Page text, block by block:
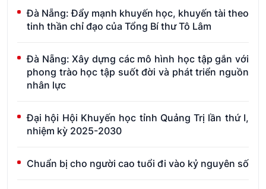
Đà Nẵng: Đẩy mạnh khuyến học, khuyến tài theo
tinh thần chỉ đạo của Tổng Bí thư Tô Lâm
Đà Nẵng: Xây dựng các mô hình học tập gắn với
phong trào học tập suốt đời và phát triển nguồn
nhân lực
Đại hội Hội Khuyến học tỉnh Quảng Trị lần thứ I,
nhiệm kỳ 2025-2030
Chuẩn bị cho người cao tuổi đi vào kỷ nguyên số